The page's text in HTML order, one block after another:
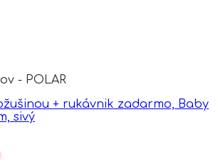
- POLAR
+ rukávnik zadarmo, Baby
sivý